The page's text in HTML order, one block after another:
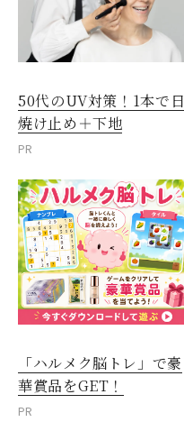
50代のUV対策！1本で日
焼け止め＋下地
PR
「ハルメク脳トレ」で豪
華賞品をGET！
PR